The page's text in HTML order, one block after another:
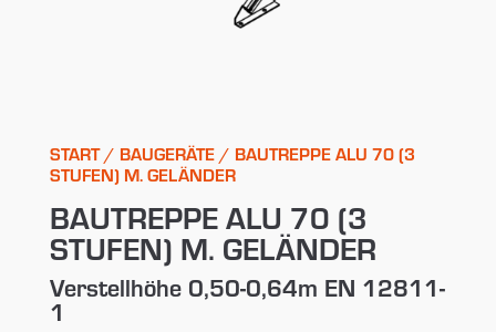
START/ BAUGERÄTE/ BAUTREPPE ALU 70 (3
STUFEN) M. GELÄNDER
BAUTREPPE ALU 70 (3
STUFEN) M. GELÄNDER
Verstellhöhe 0,50-0,64m EN 12811-
1